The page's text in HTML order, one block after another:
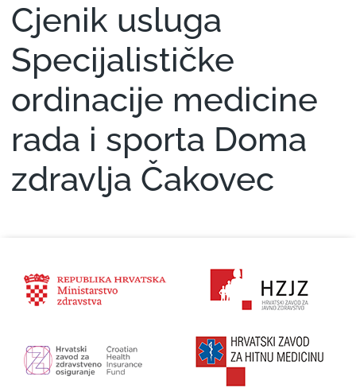
Cjenik usluga
Specijalističke
ordinacije medicine
rada i sporta Doma
zdravlja Čakovec